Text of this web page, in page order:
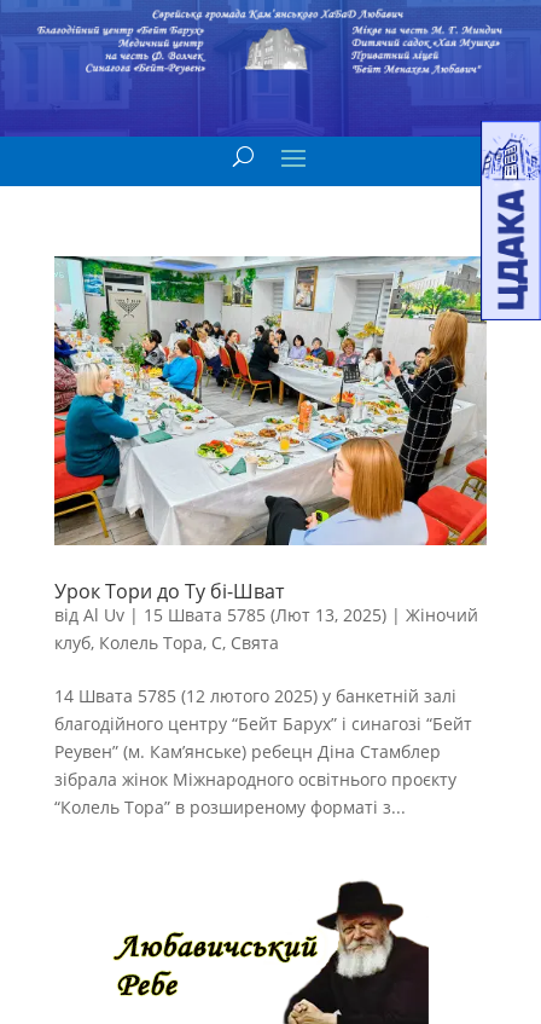
Урок Тори до Ту бі-Шват
від Al Uv| 15 Швата 5785 (Лют 13, 2025)| Жіночий
клуб, Колель Тора, С, Свята
14 Швата 5785 (12 лютого 2025) у банкетній залі
благодійного центру “Бейт Барух” і синагозі “Бейт
Реувен” (м. Кам’янське) ребецн Діна Стамблер
зібрала жінок Міжнародного освітнього проєкту
“Колель Тора” в розширеному форматі з...